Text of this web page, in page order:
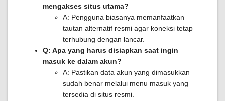
mengakses situs utama?
A: Pengguna biasanya memanfaatkan
tautan alternatif resmi agar koneksi tetap
terhubung dengan lancar.
Q: Apa yang harus disiapkan saat ingin
masuk ke dalam akun?
A: Pastikan data akun yang dimasukkan
sudah benar melalui menu masuk yang
tersedia di situs resmi.